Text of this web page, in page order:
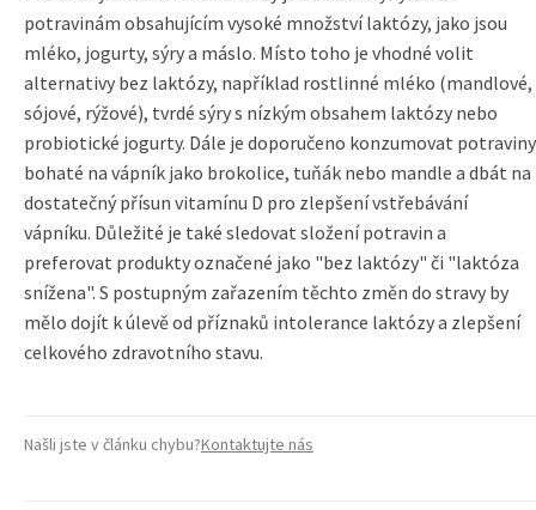
potravinám obsahujícím vysoké množství laktózy, jako jsou
mléko, jogurty, sýry a máslo. Místo toho je vhodné volit
alternativy bez laktózy, například rostlinné mléko (mandlové,
sójové, rýžové), tvrdé sýry s nízkým obsahem laktózy nebo
probiotické jogurty. Dále je doporučeno konzumovat potraviny
bohaté na vápník jako brokolice, tuňák nebo mandle a dbát na
dostatečný přísun vitamínu D pro zlepšení vstřebávání
vápníku. Důležité je také sledovat složení potravin a
preferovat produkty označené jako "bez laktózy" či "laktóza
snížena". S postupným zařazením těchto změn do stravy by
mělo dojít k úlevě od příznaků intolerance laktózy a zlepšení
celkového zdravotního stavu.
Našli jste v článku chybu?Kontaktujte nás